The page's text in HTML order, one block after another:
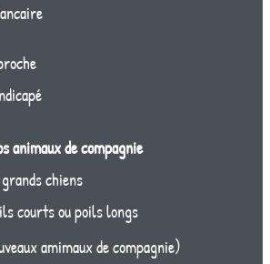
animaux de compagnie
chiens
courts ou poils longs
amimaux de compagnie)